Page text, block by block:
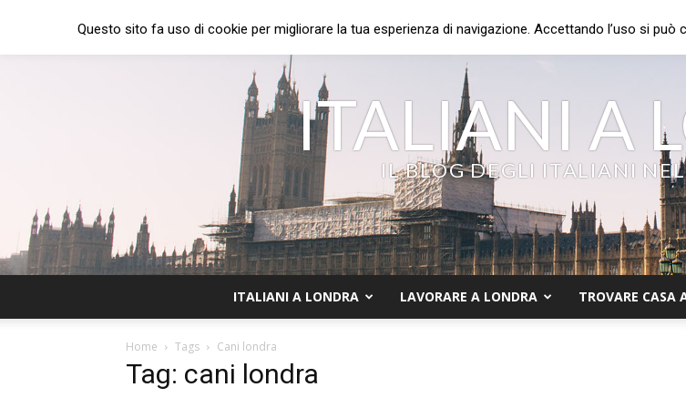
ITALIANI A
IL BLOG DEGLI ITALIANI
ITALIANI A LONDRA LAVORARE A LONDRA TROVARE CASA
Home Tags Cani londra
Tag: cani londra
Questo sito fa uso di cookie per migliorare la tua esperienza di navigazione. Accettando l’uso si